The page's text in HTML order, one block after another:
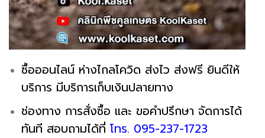
ซื้อออนไลน์ ห่างไกลโควิด ส่งไว ส่งฟรี ยินดีให้
บริการ มีบริการเก็บเงินปลายทาง
ช่องทาง การสั่งซื้อ และ ขอคำปรึกษา จัดการได้
ทันที สอบถามได้ที่ โทร. 095-237-1723